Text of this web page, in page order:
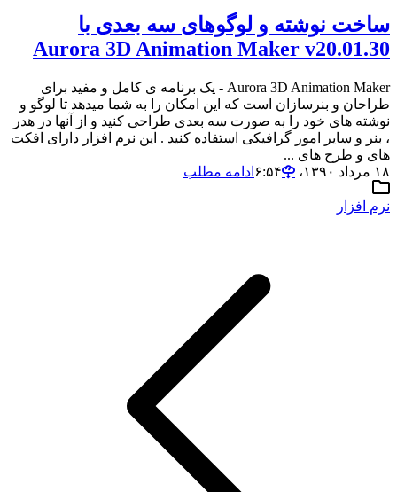
ساخت نوشته و لوگوهای سه بعدی با
Aurora 3D Animation Maker v20.01.30
Aurora 3D Animation Maker - یک برنامه ی کامل و مفید برای
طراحان و بنرسازان است که این امکان را به شما میدهد تا لوگو و
نوشته های خود را به صورت سه بعدی طراحی کنید و از آنها در هدر
، بنر و سایر امور گرافیکی استفاده کنید . این نرم افزار دارای افکت
های و طرح های ...
۱۸ مرداد ۱۳۹۰،‏ ۶:۵۴
ادامه مطلب
نرم افزار